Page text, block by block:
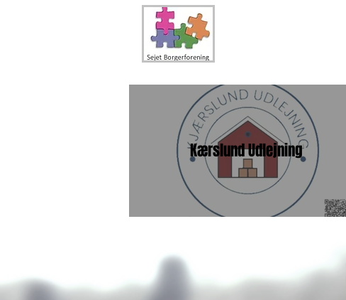
Kærslund Udlejning